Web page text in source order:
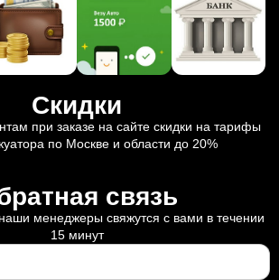
Скидки
при заказе на сайте скидки на тарифы
по Москве и области до 20%
связь
менеджеры свяжутся с вами в течении
15 минут